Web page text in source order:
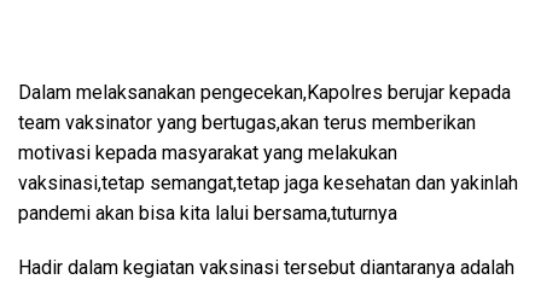
Dalam melaksanakan pengecekan,Kapolres berujar kepada
team vaksinator yang bertugas,akan terus memberikan
motivasi kepada masyarakat yang melakukan
vaksinasi,tetap semangat,tetap jaga kesehatan dan yakinlah
pandemi akan bisa kita lalui bersama,tuturnya
Hadir dalam kegiatan vaksinasi tersebut diantaranya adalah